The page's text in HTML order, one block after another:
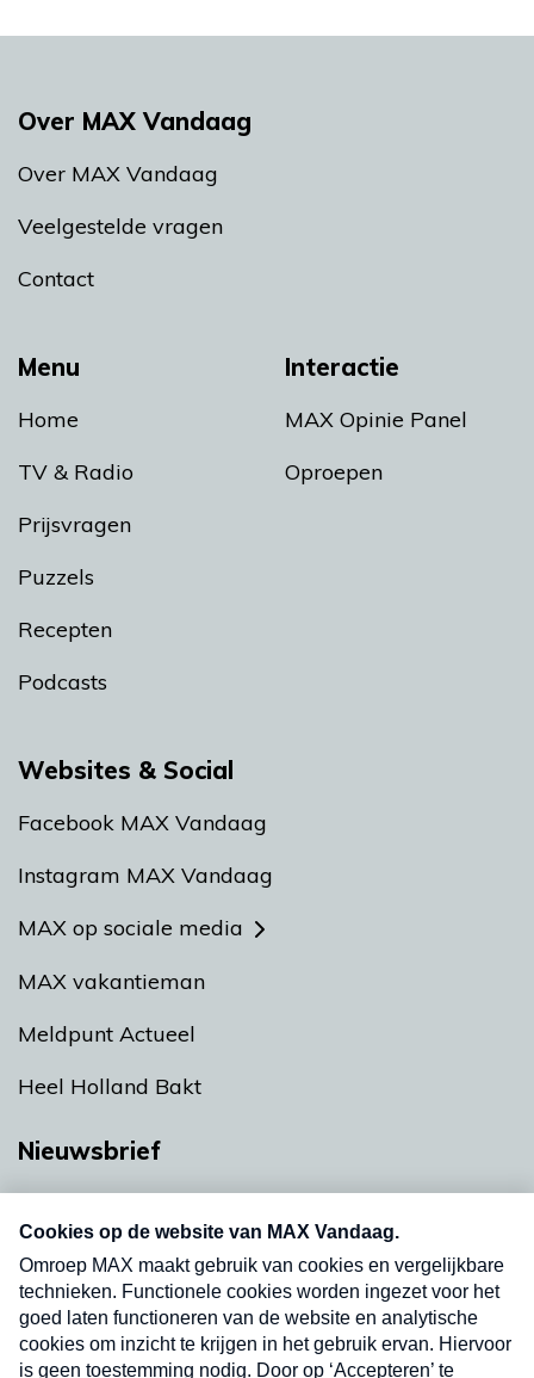
Menu
Home
TV & Radio
Prijsvragen
Puzzels
Recepten
Podcasts
Interactie
MAX Opinie Panel
Oproepen
Over MAX Vandaag
Over MAX Vandaag
Veelgestelde vragen
Contact
Websites & Social
Facebook MAX Vandaag
Instagram MAX Vandaag
MAX op sociale media
MAX vakantieman
Meldpunt Actueel
Heel Holland Bakt
Nieuwsbrief
nieuwsbrief. Elke vrijdag- en dinsdagochtend in
uw mailbox.
Verzend